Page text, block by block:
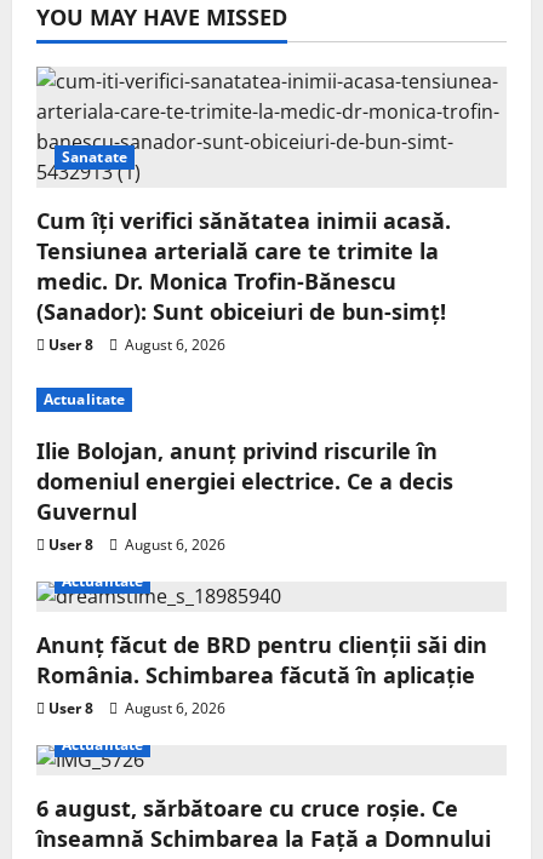
YOU MAY HAVE MISSED
Sanatate
Cum îți verifici sănătatea inimii acasă.
Tensiunea arterială care te trimite la
medic. Dr. Monica Trofin-Bănescu
(Sanador): Sunt obiceiuri de bun-simț!
User 8 August 6, 2026
Actualitate
Ilie Bolojan, anunț privind riscurile în
domeniul energiei electrice. Ce a decis
Guvernul
User 8
August 6, 2026
Actualitate
Anunț făcut de BRD pentru clienții săi din
România. Schimbarea făcută în aplicație
User 8
August 6, 2026
Actualitate
6 august, sărbătoare cu cruce roșie. Ce
înseamnă Schimbarea la Față a Domnului